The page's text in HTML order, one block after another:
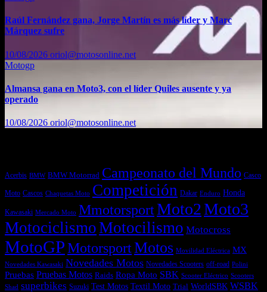
Raúl Fernández gana, Jorge Martín es más líder y Marc
Márquez sufre
10/08/2026 oriol@motosonline.net
Motogp
Almansa gana en Moto3, con el líder Quiles ausente y ya
operado
10/08/2026 oriol@motosonline.net
Acerbis BMW BMW Motorrad Campeonato del Mundo Casco
Moto Cascos Chaquetas Moto Competición Dakar Enduro Honda
Kawasaki Mercado Moto MmotorsportMoto2Moto3
MotociclismoMotocilismo Motocross
MotoGPMotorsportMotos Movilidad Eléctrica MX
Novedades Kawasaki Novedades Motos Novedades Scooters off-road Polini
Pruebas Pruebas Motos Raids Ropa Moto SBK Scooter Eléctrico Scooters
Shad superbikes Suzuki Test Motos Textil Moto Trial WorldSBK WSBK